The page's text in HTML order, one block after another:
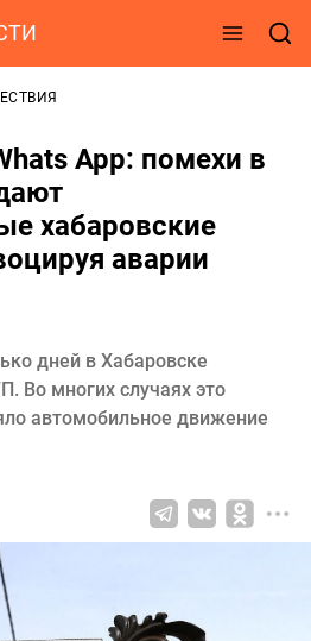
App: помехи в
хабаровские
аварии
дней в Хабаровске
Во многих случаях это
автомобильное движение